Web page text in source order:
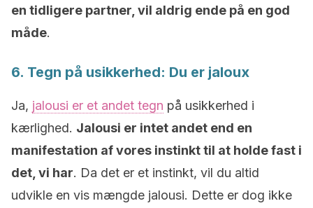
en tidligere partner, vil aldrig ende på en god
måde.
6. Tegn på usikkerhed: Du er jaloux
Ja, jalousi er et andet tegn på usikkerhed i
kærlighed. Jalousi er intet andet end en
manifestation af vores instinkt til at holde fast i
det, vi har. Da det er et instinkt, vil du altid
udvikle en vis mængde jalousi. Dette er dog ikke